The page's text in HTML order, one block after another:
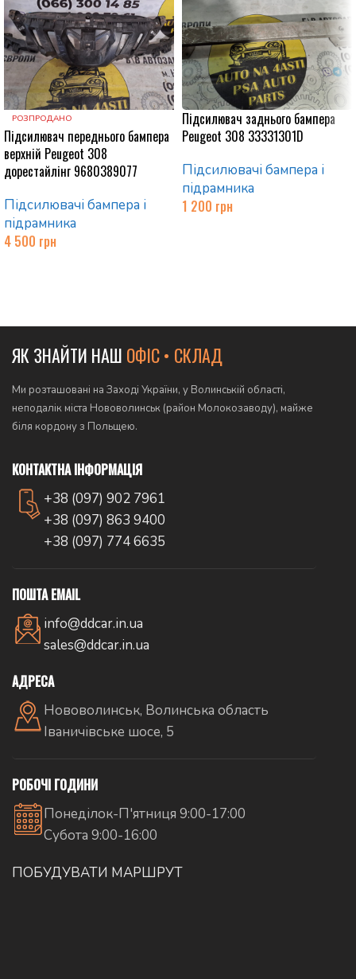
РОЗПРОДАНО
Підсилювач переднього бампера
верхній Peugeot 308
дорестайлінг 9680389077
Підсилювачі бампера і
підрамника
4 500 грн
Підсилювач заднього бампера
Peugeot 308 33331301D
Підсилювачі бампера і
підрамника
1 200 грн
ЯК ЗНАЙТИ НАШ ОФІС • СКЛАД
Ми розташовані на Заході України, у Волинській області,
неподалік міста Нововолинськ (район Молокозаводу), майже
біля кордону з Польщею.
КОНТАКТНА ІНФОРМАЦІЯ
+38 (097) 902 7961
+38 (097) 863 9400
+38 (097) 774 6635
ПОШТА EMAIL
info@ddcar.in.ua
sales@ddcar.in.ua
АДРЕСА
Нововолинськ, Волинська область
Іваничівське шосе, 5
РОБОЧІ ГОДИНИ
Понеділок-П'ятниця 9:00-17:00
Субота 9:00-16:00
ПОБУДУВАТИ МАРШРУТ